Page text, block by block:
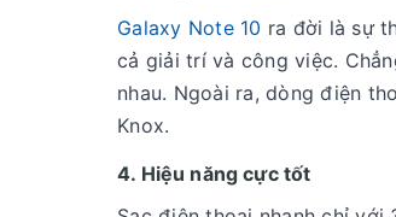
Galaxy Note 10 ra đời là sự
cả giải trí và công việc.
nhau. Ngoài ra, dòng điện
Knox.
4. Hiệu năng cực tốt